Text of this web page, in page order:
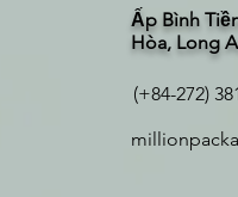
Ấp Bình
Hòa, Long
(+84-272)